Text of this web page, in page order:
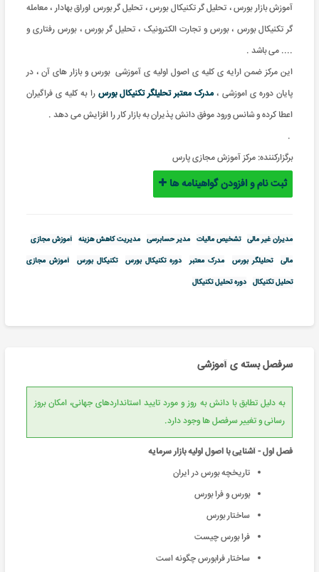
آموزش بازار بورس ، تحلیل گر تکنیکال بورس ، تحلیل گر بورس اوراق بهادار ، معامله
گر تکنیکال بورس ، بورس و تجارت الکترونیک ، تحلیل گر بورس ، بورس رفتاری و
.... می باشد .
این مرکز ضمن ارایه ی کلیه ی اصول اولیه ی آموزشی بورس و بازار های آن ، در
پایان دوره ی اموزشی ،مدرک معتبر تحلیلگر تکنیکال بورس را به کلیه ی فراگیران
اعطا کرده و شانس ورود موفق دانش پذیران به بازار کار را افزایش می دهد .
.
برگزارکننده: مرکز آموزش مجازی پارس
ثبت نام و افزودن گواهینامه ها
مدیران غیر مالی تشخیص مالیات مدیر حسابرسی مدیریت کاهش هزینه آموزش مجازی
مالی
تحلیلگر بورس مدرک معتبر دوره تکنیکال بورس تکنیکال بورس
آموزش مجازی
تحلیل تکنیکال دوره تحلیل تکنیکال
سرفصل بسته ی آموزشی
به دلیل تطابق با دانش به روز و مورد تایید استانداردهای جهانی، امکان بروز
رسانی و تغییر سرفصل ها وجود دارد.
فصل اول - آشنایی با اصول اولیه بازار سرمایه
تاریخچه بورس در ایران
بورس و فرا بورس
ساختار بورس
فرا بورس چیست
ساختار فرابورس چگونه است